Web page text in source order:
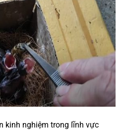
kinh nghiệm trong lĩnh vực